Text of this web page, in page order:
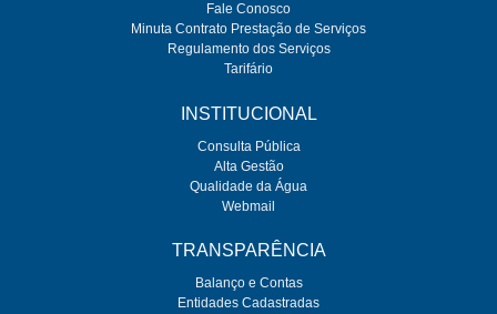
Fale Conosco
Minuta Contrato Prestação de Serviços
Regulamento dos Serviços
Tarifário
INSTITUCIONAL
Consulta Pública
Alta Gestão
Qualidade da Água
Webmail
TRANSPARÊNCIA
Balanço e Contas
Entidades Cadastradas